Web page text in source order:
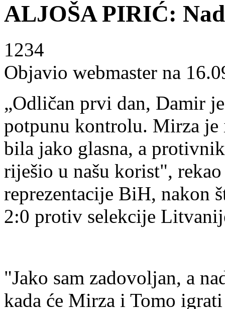
ALJOŠA PIRIĆ:
1234
Objavio webmaster na
„Odličan prvi dan, Damir
potpunu kontrolu. Mirza je
bila jako glasna, a
riješio u našu korist",
reprezentacije BiH, nakon
2:0 protiv selekcije
"Jako sam zadovoljan, a
kada će Mirza i Tomo